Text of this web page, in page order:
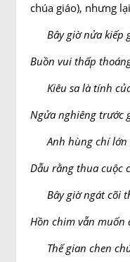
chúa giáo), nhưng
Bây giờ nửa kiếp
Buồn vui thấp
Kiêu sa là tính
Ngửa nghiêng trước
Anh hùng chí lớn
Dẫu rằng thua cuộc
Bây giờ ngát cõi
Hồn chim vẫn muốn
Thế gian chen